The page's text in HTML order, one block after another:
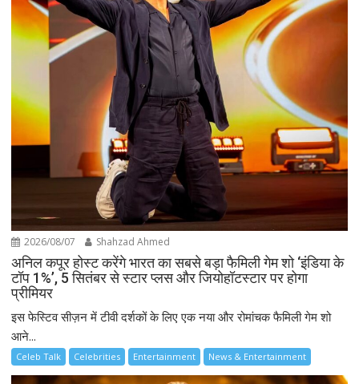
2026/08/07 Shahzad Ahmed
अनिल कपूर होस्ट करेंगे भारत का सबसे बड़ा फैमिली गेम शो ‘इंडिया के
टॉप 1%’, 5 सितंबर से स्टार प्लस और जियोहॉटस्टार पर होगा
प्रीमियर
इस फेस्टिव सीज़न में टीवी दर्शकों के लिए एक नया और रोमांचक फैमिली गेम शो
आने...
Celeb Talk Celebrities Entertainment News & Entertainment